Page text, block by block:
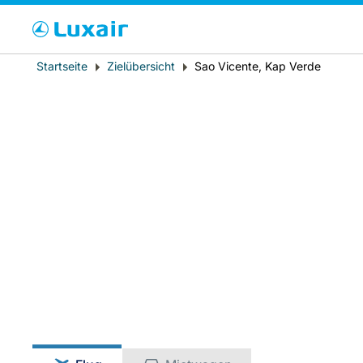
Bitte wählen
Wohnsitz
Breadcrumb
Startseite Zielübersicht Sao Vicente, Kap Verde